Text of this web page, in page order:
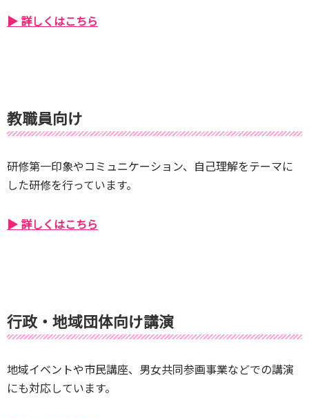
▶ 詳しくはこちら
教職員向け
研修第一印象やコミュニケーション、自己理解をテーマに
した研修を行っています。
▶ 詳しくはこちら
行政・地域団体向け講演
地域イベントや市民講座、男女共同参画事業などでの講演
にも対応しています。